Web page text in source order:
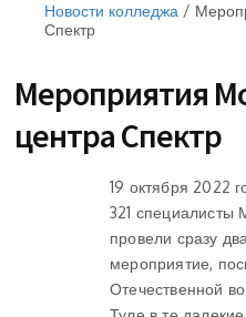
Новости колледжа /
Спектр
Мероприятия
центра Спектр
19 октября 2022
321 специалисты
провели сразу
мероприятие,
Отечественной